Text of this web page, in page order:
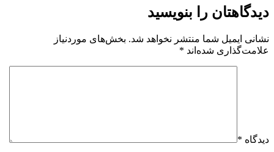
دیدگاهتان را بنویسید
نشانی ایمیل شما منتشر نخواهد شد. بخش‌های موردنیاز
علامت‌گذاری شده‌اند *
دیدگاه *